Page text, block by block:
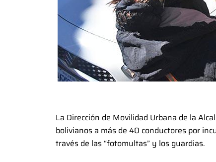
La Dirección de Movilidad Urbana de la
bolivianos a más de 40 conductores por
través de las “fotomultas” y los guardias.